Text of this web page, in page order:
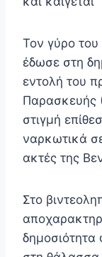
Τον γύρο του
έδωσε στη
εντολή του
Παρασκευής
στιγμή
ναρκωτικά
ακτές της
Στο
δημοσιότητα